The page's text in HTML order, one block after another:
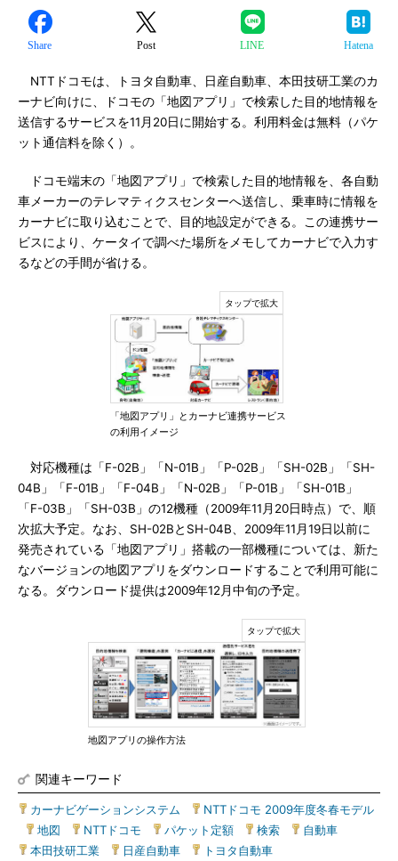
Share Post LINE Hatena
NTTドコモは、トヨタ自動車、日産自動車、本田技研工業のカ
ーナビ向けに、ドコモの「地図アプリ」で検索した目的地情報を
送信するサービスを11月20日に開始する。利用料金は無料（パケ
ット通信料を除く）。
ドコモ端末の「地図アプリ」で検索した目的地情報を、各自動
車メーカーのテレマティクスセンターへ送信し、乗車時に情報を
カーナビに取り込むことで、目的地設定ができる。この連携サー
ビスにより、ケータイで調べた場所をメモしてカーナビで入力す
るなどの手間が省ける。
「地図アプリ」とカーナビ連携サービス
の利用イメージ
対応機種は「F-02B」「N-01B」「P-02B」「SH-02B」「SH-
04B」「F-01B」「F-04B」「N-02B」「P-01B」「SH-01B」
「F-03B」「SH-03B」の12機種（2009年11月20日時点）で、順
次拡大予定。なお、SH-02BとSH-04B、2009年11月19日以前に
発売されている「地図アプリ」搭載の一部機種については、新た
なバージョンの地図アプリをダウンロードすることで利用可能に
なる。ダウンロード提供は2009年12月中旬の予定。
地図アプリの操作方法
関連キーワード
カーナビゲーションシステム
NTTドコモ 2009年度冬春モデル
地図 NTTドコモ パケット定額 検索 自動車
本田技研工業
日産自動車 トヨタ自動車